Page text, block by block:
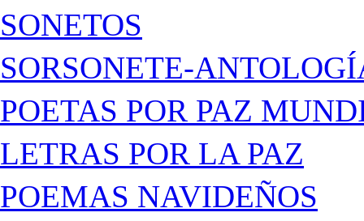
SONETOS
SORSONETE-
POETAS POR PAZ
LETRAS POR LA PAZ
POEMAS NAVIDEÑOS